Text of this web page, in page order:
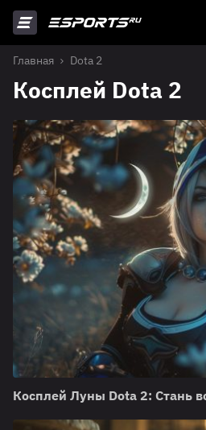
Главная Dota 2
Косплей Dota 2
Косплей Луны Dota 2: Стань